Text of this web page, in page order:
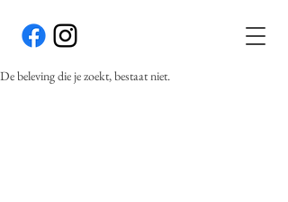
De beleving die je zoekt, bestaat niet.